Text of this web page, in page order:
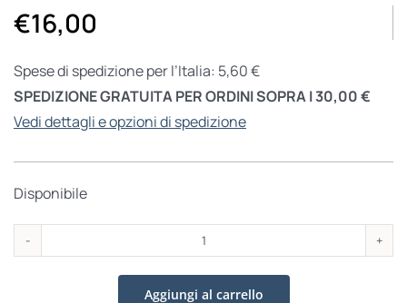
€16,00
Spese di spedizione per l’Italia: 5,60 €
SPEDIZIONE GRATUITA PER ORDINI SOPRA I 30,00 €
Vedi dettagli e opzioni di spedizione
Disponibile
Cristo,
speranza
Aggiungi al carrello